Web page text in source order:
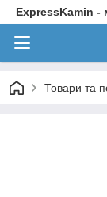
ExpressKamin -
Товари та